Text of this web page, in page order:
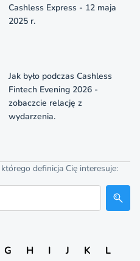
Cashless Express - 12 maja
2025 r.
Jak było podczas Cashless
Fintech Evening 2026 -
zobaczcie relację z
wydarzenia.
definicja Cię interesuje:
G H I J K
L